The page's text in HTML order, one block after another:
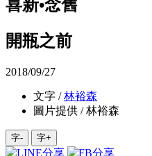
喜新•念舊
開瓶之前
2018/09/27
文字 /林裕森
圖片提供 / 林裕森
字- 字+